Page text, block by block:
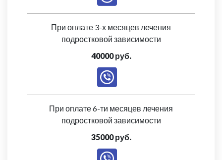
При оплате 3-х месяцев лечения
подростковой зависимости
40000 руб.
При оплате 6-ти месяцев лечения
подростковой зависимости
35000 руб.